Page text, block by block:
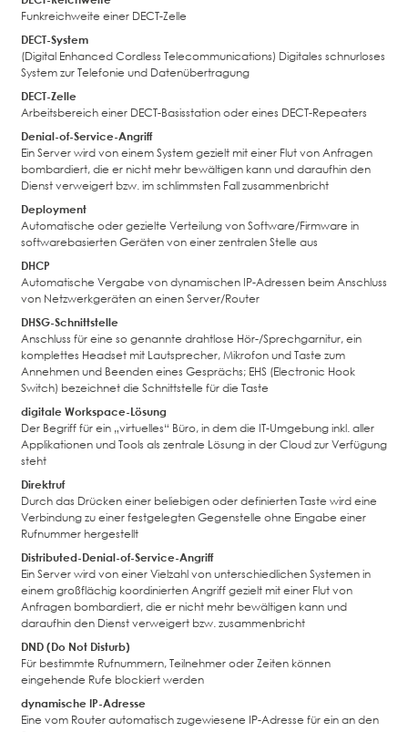
Funkreichweite einer DECT-Zelle
DECT-System
(Digital Enhanced Cordless Telecommunications) Digitales schnurloses
System zur Telefonie und Datenübertragung
DECT-Zelle
Arbeitsbereich einer DECT-Basisstation oder eines DECT-Repeaters
Denial-of-Service-Angriff
Ein Server wird von einem System gezielt mit einer Flut von Anfragen
bombardiert, die er nicht mehr bewältigen kann und daraufhin den
Dienst verweigert bzw. im schlimmsten Fall zusammenbricht
Deployment
Automatische oder gezielte Verteilung von Software/Firmware in
softwarebasierten Geräten von einer zentralen Stelle aus
DHCP
Automatische Vergabe von dynamischen IP-Adressen beim Anschluss
von Netzwerkgeräten an einen Server/Router
DHSG-Schnittstelle
Anschluss für eine so genannte drahtlose Hör-/Sprechgarnitur, ein
komplettes Headset mit Lautsprecher, Mikrofon und Taste zum
Annehmen und Beenden eines Gesprächs; EHS (Electronic Hook
Switch) bezeichnet die Schnittstelle für die Taste
digitale Workspace-Lösung
Der Begriff für ein „virtuelles“ Büro, in dem die IT-Umgebung inkl. aller
Applikationen und Tools als zentrale Lösung in der Cloud zur Verfügung
steht
Direktruf
Durch das Drücken einer beliebigen oder definierten Taste wird eine
Verbindung zu einer festgelegten Gegenstelle ohne Eingabe einer
Rufnummer hergestellt
Distributed-Denial-of-Service-Angriff
Ein Server wird von einer Vielzahl von unterschiedlichen Systemen in
einem großflächig koordinierten Angriff gezielt mit einer Flut von
Anfragen bombardiert, die er nicht mehr bewältigen kann und
daraufhin den Dienst verweigert bzw. zusammenbricht
DND (Do Not Disturb)
Für bestimmte Rufnummern, Teilnehmer oder Zeiten können
eingehende Rufe blockiert werden
dynamische IP-Adresse
Eine vom Router automatisch zugewiesene IP-Adresse für ein an den